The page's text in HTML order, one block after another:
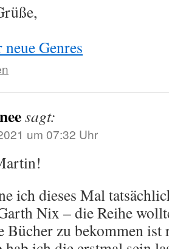
Genres
sagt:
um 07:32 Uhr
ich dieses Mal
Nix – die Reihe
Bücher zu bekommen